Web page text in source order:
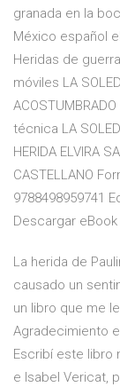
granada en la
México español
Heridas de
móviles LA
técnica LA
HERIDA ELVIRA
CASTELLANO
9788498959741
Descargar
La herida de
causado un
un libro que me
Agradecimiento
Escribí este libro
e Isabel Vericat,